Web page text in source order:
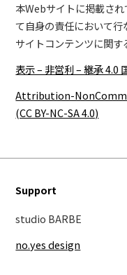
本Webサイトに掲載さ
て自身の責任において行
サイトコンテンツに関す
表示 – 非営利 – 継承 4.0
Attribution-
(CC BY-NC-SA 4.0)
Support
studio BARBE
no.yes design